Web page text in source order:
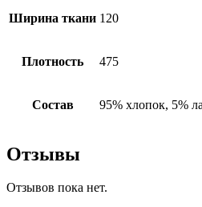
Ширина ткани 120
Плотность 475
Состав 95% хлопок, 5%
Отзывы
Отзывов пока нет.